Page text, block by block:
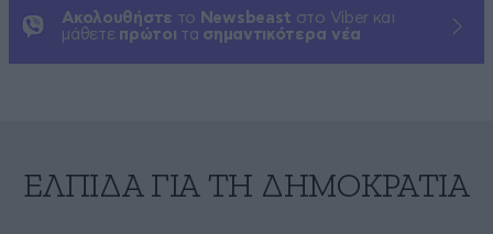
Ακολουθήστε το Newsbeast στο Viber και
μάθετε πρώτοι τα σημαντικότερα νέα
ΕΛΠΊΔΑ ΓΙΑ ΤΗ ΔΗΜΟΚΡΑΤΊΑ